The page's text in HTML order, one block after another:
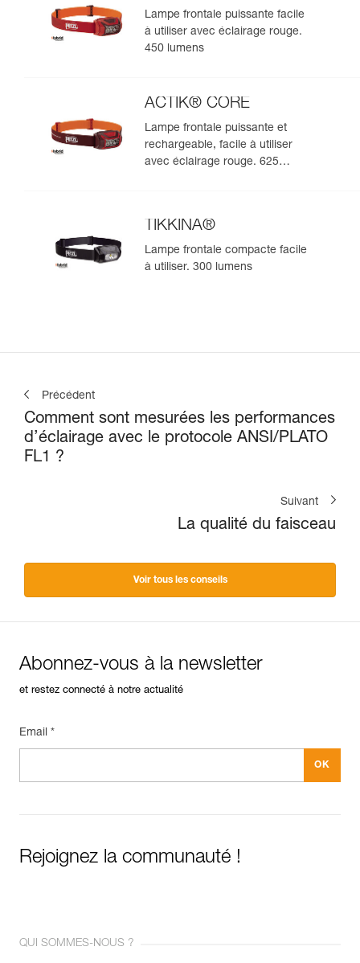
Lampe frontale puissante facile
à utiliser avec éclairage rouge.
450 lumens
ACTIK® CORE
Lampe frontale puissante et
rechargeable, facile à utiliser
avec éclairage rouge. 625
TIKKINA®
Lampe frontale compacte facile
à utiliser. 300 lumens
Précédent
Comment sont mesurées les performances
d’éclairage avec le protocole ANSI/PLATO
FL1 ?
Suivant
La qualité du faisceau
Voir tous les conseils
Abonnez-vous à la newsletter
et restez connecté à notre actualité
Email *
Rejoignez la communauté !
QUI SOMMES-NOUS ?